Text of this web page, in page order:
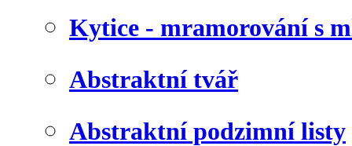
Kytice - mramorování s
Abstraktní tvář
Abstraktní podzimní listy